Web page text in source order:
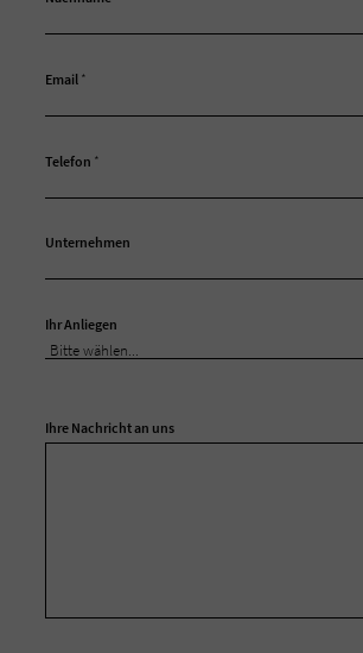
Email *
Telefon *
Unternehmen
Ihr Anliegen
Ihre Nachricht an uns